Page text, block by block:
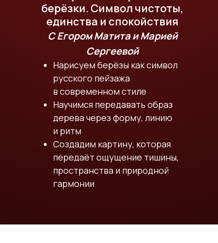
берёзки. Символ чистоты,
единства и спокойствия
С Егором Матита и Марией
Сергеевой
Нарисуем берёзы как символ
русского пейзажа
в современном стиле
Научимся передавать образ
дерева через форму, линию
и ритм
Создадим картину, которая
передаёт ощущение тишины,
пространства и природной
гармонии